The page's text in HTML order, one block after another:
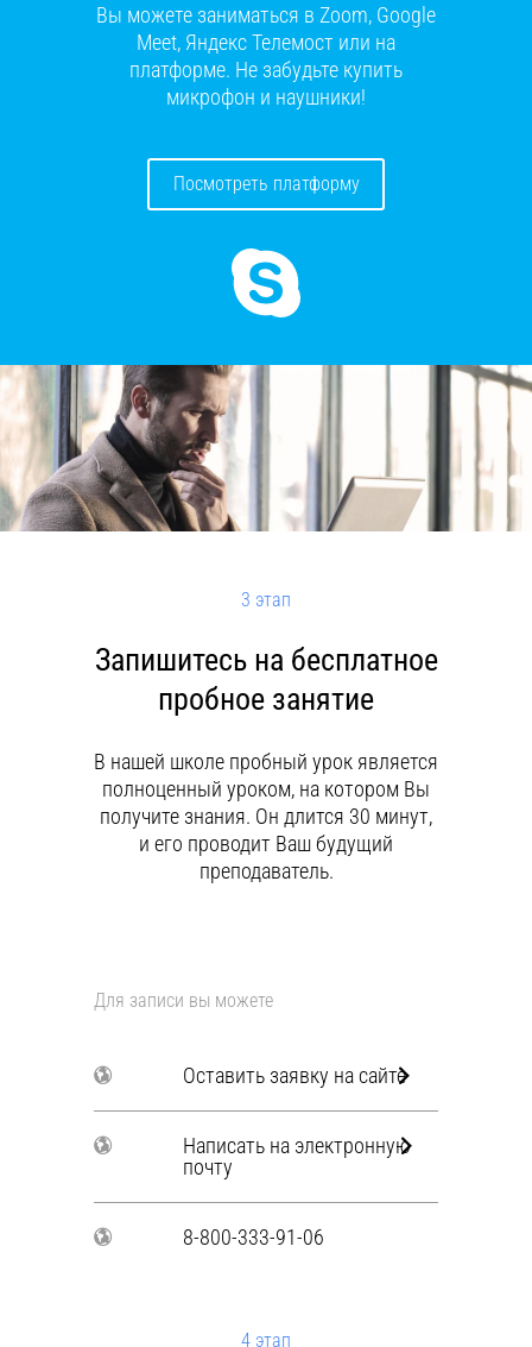
Вы можете заниматься в Zoom, Google
Meet, Яндекс Телемост или на
платформе. Не забудьте купить
микрофон и наушники!
Посмотреть платформу
3 этап
Запишитесь на бесплатное
пробное занятие
В нашей школе пробный урок является
полноценный уроком, на котором Вы
получите знания. Он длится 30 минут,
и его проводит Ваш будущий
преподаватель.
Для записи вы можете
Оставить заявку на сайте
Написать на электронную
почту
8-800-333-91-06
4 этап